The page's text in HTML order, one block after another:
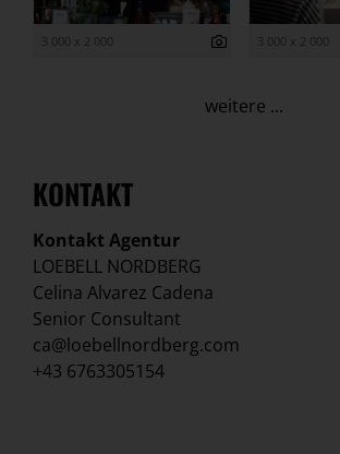
3 000 x 2 000 3 000 x 2 000
weitere ...
KONTAKT
Kontakt Agentur
LOEBELL NORDBERG
Celina Alvarez Cadena
Senior Consultant
ca@loebellnordberg.com
+43 6763305154